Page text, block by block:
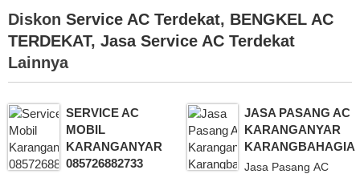
Diskon Service AC Terdekat, BENGKEL AC
TERDEKAT, Jasa Service AC Terdekat
Lainnya
SERVICE AC
MOBIL
KARANGANYAR
085726882733
JASA PASANG AC
KARANGANYAR
KARANGBAHAGIA
Jasa Pasang AC